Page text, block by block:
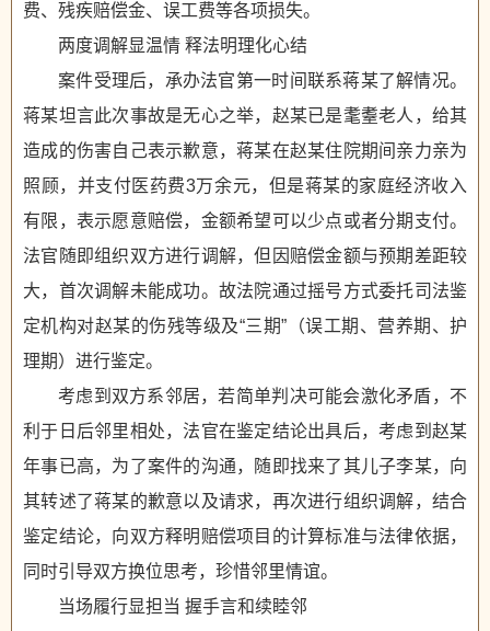
费、残疾赔偿金、误工费等各项损失。
两度调解显温情 释法明理化心结
案件受理后，承办法官第一时间联系蒋某了解情况。
蒋某坦言此次事故是无心之举，赵某已是耄耋老人，给其
造成的伤害自己表示歉意，蒋某在赵某住院期间亲力亲为
照顾，并支付医药费3万余元，但是蒋某的家庭经济收入
有限，表示愿意赔偿，金额希望可以少点或者分期支付。
法官随即组织双方进行调解，但因赔偿金额与预期差距较
大，首次调解未能成功。故法院通过摇号方式委托司法鉴
定机构对赵某的伤残等级及“三期”（误工期、营养期、护
理期）进行鉴定。
考虑到双方系邻居，若简单判决可能会激化矛盾，不
利于日后邻里相处，法官在鉴定结论出具后，考虑到赵某
年事已高，为了案件的沟通，随即找来了其儿子李某，向
其转述了蒋某的歉意以及请求，再次进行组织调解，结合
鉴定结论，向双方释明赔偿项目的计算标准与法律依据，
同时引导双方换位思考，珍惜邻里情谊。
当场履行显担当 握手言和续睦邻